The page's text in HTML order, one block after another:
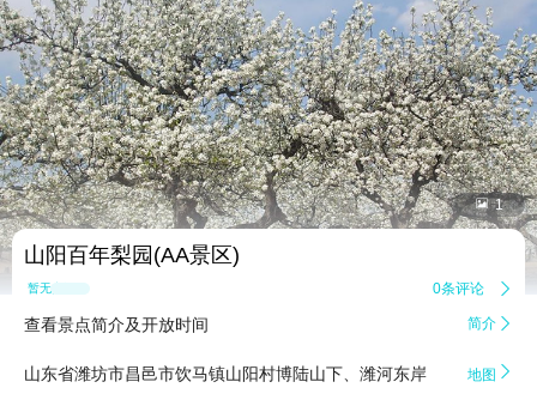
 1
山阳百年梨园(AA景区)
暂无点评 0条评论 
查看景点简介及开放时间 简介 
山东省潍坊市昌邑市饮马镇山阳村博陆山下、潍河东岸 地图 
